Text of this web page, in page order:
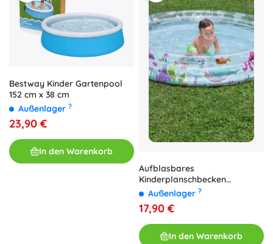
Bestway Kinder Gartenpool
152 cm x 38 cm
Außenlager ?
23,90 €
In den Warenkorb
Aufblasbares
Kinderplanschbecken
BESTWAY Deep Dive 183 × 33
Außenlager ?
17,90 €
In den Warenkorb